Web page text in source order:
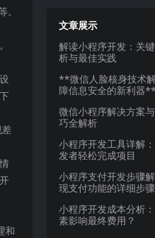
和
文章展示
解读小程序开发：关
析与最佳实践
**微信人脸核身技术
障信息安全的新利器**
微信小程序解决方案
巧全解析
小程序开发工具详解
发者轻松完成项目
小程序支付开发步骤
现支付功能的详细步骤
小程序开发成本分析
素影响最终费用？